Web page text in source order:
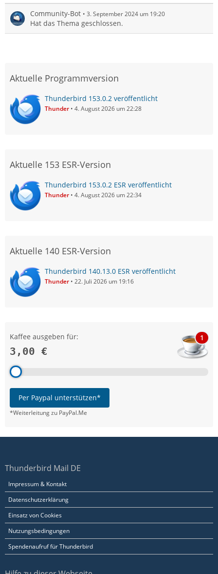
Community-Bot 3. September 2024 um 19:20
Hat das Thema geschlossen.
Aktuelle Programmversion
Thunderbird 153.0.2 veröffentlicht
Thunder 4. August 2026 um 22:28
Aktuelle 153 ESR-Version
Thunderbird 153.0.2 ESR veröffentlicht
Thunder 4. August 2026 um 22:34
Aktuelle 140 ESR-Version
Thunderbird 140.13.0 ESR veröffentlicht
Thunder 22. Juli 2026 um 19:16
Kaffee ausgeben für:
3,00 €
1
Per Paypal unterstützen*
*Weiterleitung zu PayPal.Me
Thunderbird Mail DE
Impressum & Kontakt
Datenschutzerklärung
Einsatz von Cookies
Nutzungsbedingungen
Spendenaufruf für Thunderbird